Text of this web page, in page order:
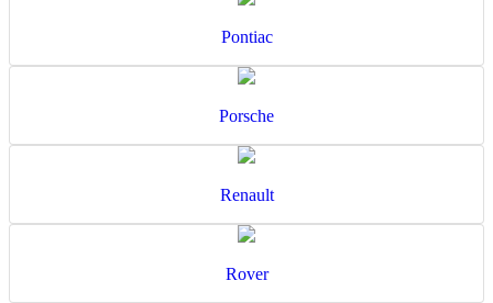
Pontiac
Porsche
Renault
Rover